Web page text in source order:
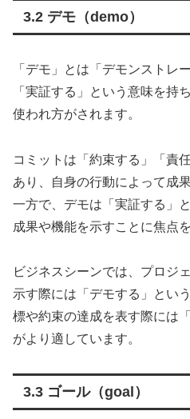
3.2 デモ（demo）
「デモ」とは「デモンストレ
「実証する」という意味を持
使われ方がされます。
コミットは「約束する」「責
あり、自身の行動によって成
一方で、デモは「実証する」
成果や機能を示すことに焦点
ビジネスシーンでは、プロジ
示す際には「デモする」とい
標や約束の達成を表す際には
がより適しています。
3.3 ゴール（goal）